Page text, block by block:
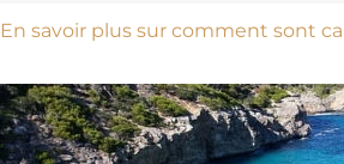
En savoir plus sur comment sont